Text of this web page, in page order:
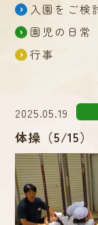
入園をご検
園児の日常
行事
2025.05.19
体操（5/15）